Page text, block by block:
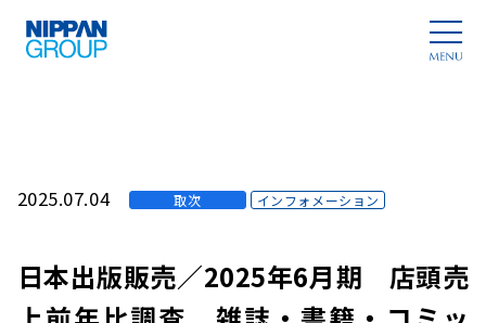
2025.07.04 取次 インフォメーション
日本出版販売／2025年6月期 店頭売